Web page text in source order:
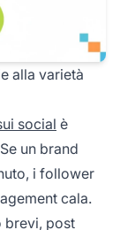
alla varietà
social è
un brand
i follower
cala.
post